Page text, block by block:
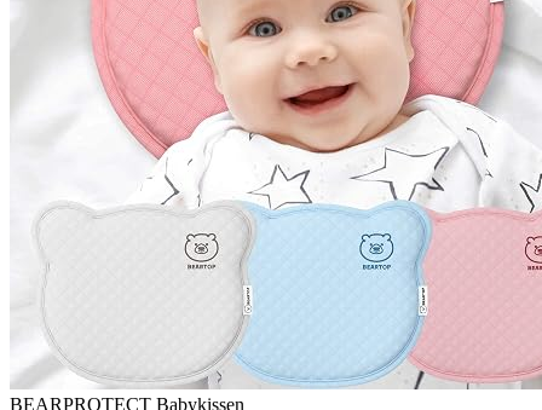
BEARPROTECT Babykissen